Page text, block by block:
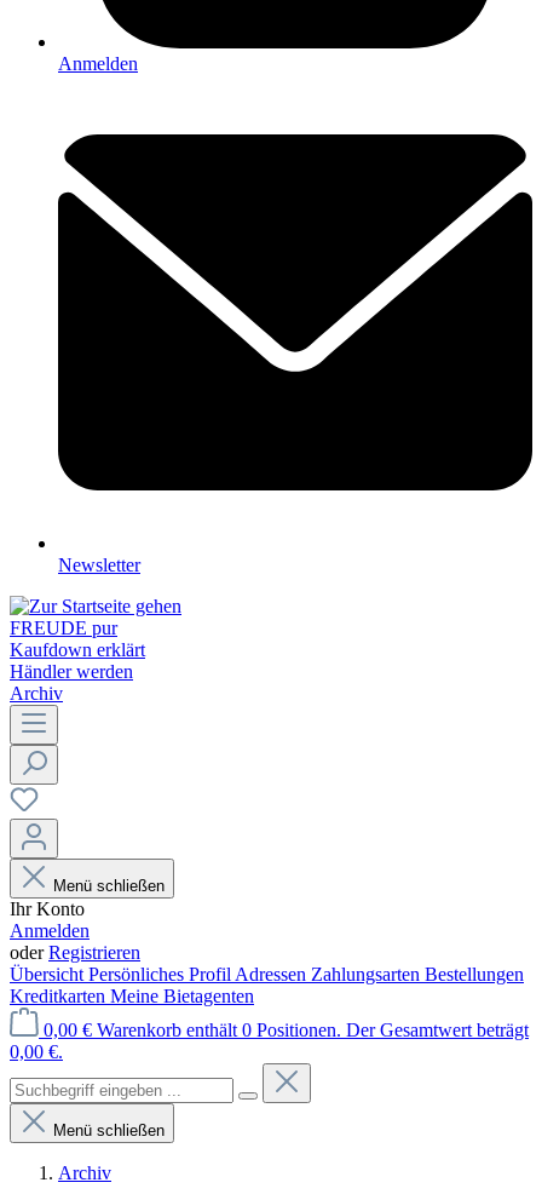
Anmelden
Newsletter
FREUDE pur
Kaufdown erklärt
Händler werden
Archiv
Menü schließen
Ihr Konto
Anmelden
oderRegistrieren
Übersicht Persönliches Profil Adressen Zahlungsarten Bestellungen
Kreditkarten Meine Bietagenten
0,00 € Warenkorb enthält 0 Positionen. Der Gesamtwert beträgt
0,00 €.
Menü schließen
Archiv